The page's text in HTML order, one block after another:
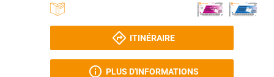
ITINÉRAIRE
PLUS D'INFORMATIONS